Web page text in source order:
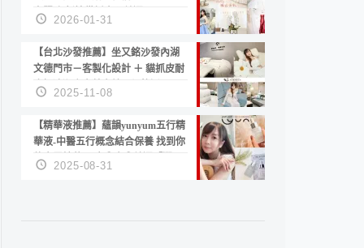
套服務 新娘備婚省心首選！
2026-01-31
【台北沙發推薦】坐又銘沙發內湖
文德門市－客製化設計 ＋ 貓抓皮耐
磨好清潔｜直營直銷、價格透明
高CP值打造夢想居家風格
2025-11-08
【精華液推薦】蘊韻yunyum五行精
華液-中醫五行概念結合保養 找到你
的專屬精華！ 水㊀土㊀就選「潤・
賦精華」維持肌膚剛剛好的平衡
2025-08-31